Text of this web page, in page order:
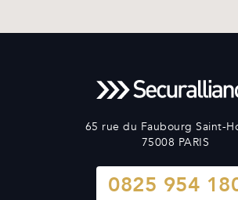
65 rue du Faubourg Saint-
75008 PARIS
0825 954